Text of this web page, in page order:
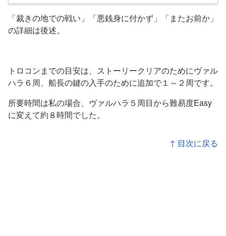
「裁きの地での戦い」「悪銭身に付かず」「またお前か」
の詳細は後述。
トロコンまでの目安は、ストーリークリアのためにヴァル
ハラ６周、船長の鍵の入手のために追加で１～２周です。
所要時間は私の場合、ヴァルハラ５周目から難易度Easy
に変えて約８時間でした。
↑ 目次に戻る